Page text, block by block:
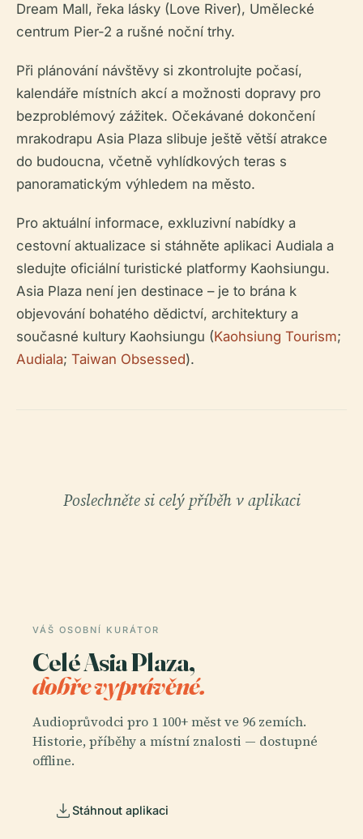
Dream Mall, řeka lásky (Love River), Umělecké
centrum Pier-2 a rušné noční trhy.
Při plánování návštěvy si zkontrolujte počasí,
kalendáře místních akcí a možnosti dopravy pro
bezproblémový zážitek. Očekávané dokončení
mrakodrapu Asia Plaza slibuje ještě větší atrakce
do budoucna, včetně vyhlídkových teras s
panoramatickým výhledem na město.
Pro aktuální informace, exkluzivní nabídky a
cestovní aktualizace si stáhněte aplikaci Audiala a
sledujte oficiální turistické platformy Kaohsiungu.
Asia Plaza není jen destinace – je to brána k
objevování bohatého dědictví, architektury a
současné kultury Kaohsiungu (Kaohsiung Tourism;
Audiala; Taiwan Obsessed).
Poslechněte si celý příběh v aplikaci
VÁŠ OSOBNÍ KURÁTOR
Celé Asia Plaza,
dobře vyprávěné.
Audioprůvodci pro 1 100+ měst ve 96 zemích.
Historie, příběhy a místní znalosti — dostupné
offline.
Stáhnout aplikaci